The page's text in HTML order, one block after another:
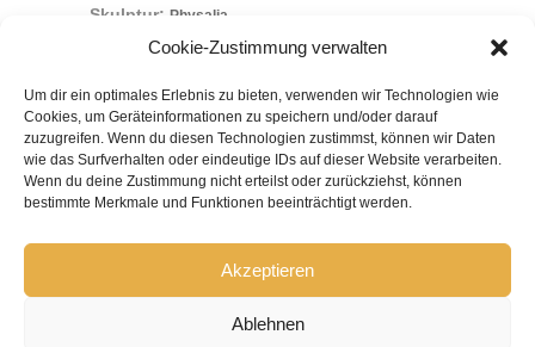
Cookie-Zustimmung verwalten
Um dir ein optimales Erlebnis zu bieten, verwenden wir Technologien wie
Cookies, um Geräteinformationen zu speichern und/oder darauf
zuzugreifen. Wenn du diesen Technologien zustimmst, können wir Daten
wie das Surfverhalten oder eindeutige IDs auf dieser Website verarbeiten.
Wenn du deine Zustimmung nicht erteilst oder zurückziehst, können
bestimmte Merkmale und Funktionen beeinträchtigt werden.
Akzeptieren
Ablehnen
Skulptur: Physalia
ACHILLES-STIFTUNG
•Über die Stiftung